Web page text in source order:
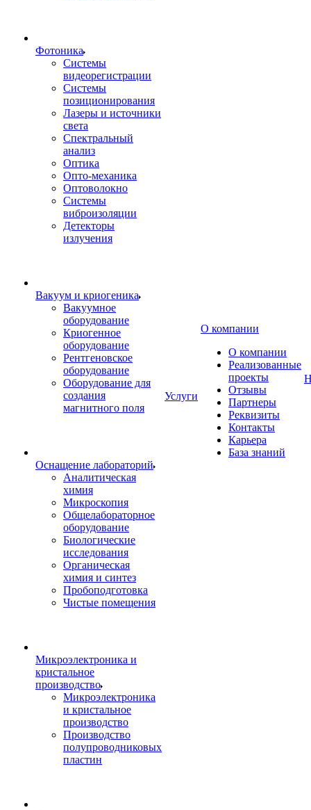
Фотоника
Cистемы
видеорегистрации
Системы
позиционирования
Лазеры и источники
света
Спектральный
анализ
Оптика
Опто-механика
Оптоволокно
Системы
виброизоляции
Детекторы
излучения
Вакуум и криогеника
Вакуумное
оборудование
Криогенное
оборудование
Рентгеновское
оборудование
Оборудование для
создания
магнитного поля
Оснащение лабораторий
Аналитическая
химия
Микроскопия
Общелабораторное
оборудование
Биологические
исследования
Органическая
химия и синтез
Пробоподготовка
Чистые помещения
Микроэлектроника и
кристальное
производство
Микроэлектроника
и кристальное
производство
Производство
полупроводниковых
пластин
Услуги
О компании
О компании
Реализованные
проекты
Отзывы
Партнеры
Реквизиты
Контакты
Карьера
База знаний